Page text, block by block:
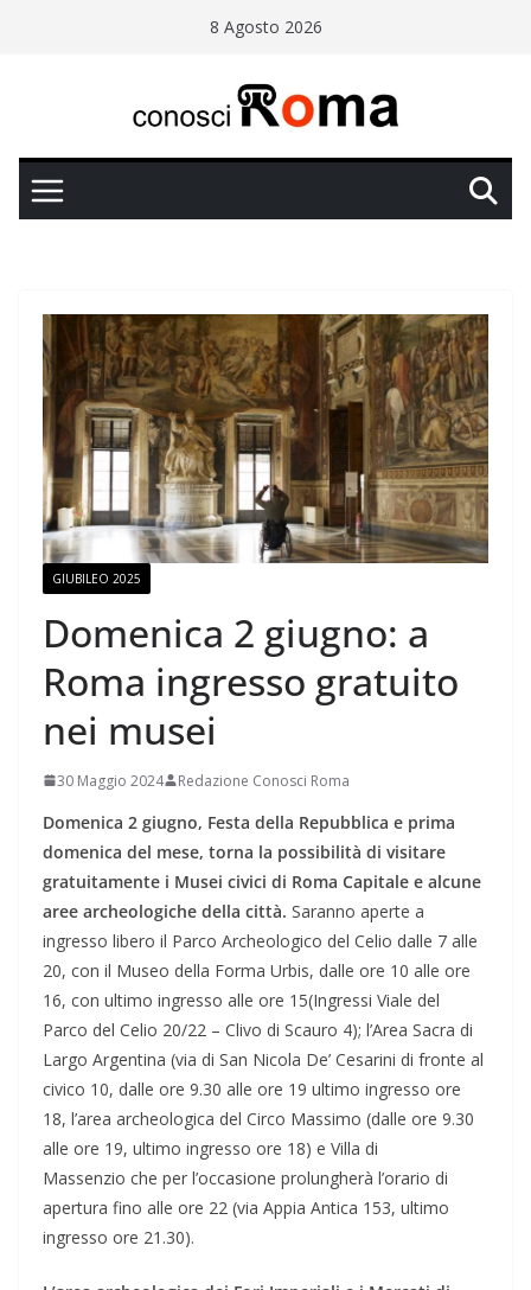
8 Agosto 2026
GIUBILEO 2025
Domenica 2 giugno: a
Roma ingresso gratuito
nei musei
30 Maggio 2024 Redazione Conosci Roma
Domenica 2 giugno, Festa della Repubblica e prima
domenica del mese, torna la possibilità di visitare
gratuitamente i Musei civici di Roma Capitale e alcune
aree archeologiche della città. Saranno aperte a
ingresso libero il Parco Archeologico del Celio dalle 7 alle
20, con il Museo della Forma Urbis, dalle ore 10 alle ore
16, con ultimo ingresso alle ore 15(Ingressi Viale del
Parco del Celio 20/22 – Clivo di Scauro 4); l’Area Sacra di
Largo Argentina (via di San Nicola De’ Cesarini di fronte al
civico 10, dalle ore 9.30 alle ore 19 ultimo ingresso ore
18, l’area archeologica del Circo Massimo (dalle ore 9.30
alle ore 19, ultimo ingresso ore 18) e Villa di
Massenzio che per l’occasione prolungherà l’orario di
apertura fino alle ore 22 (via Appia Antica 153, ultimo
ingresso ore 21.30).